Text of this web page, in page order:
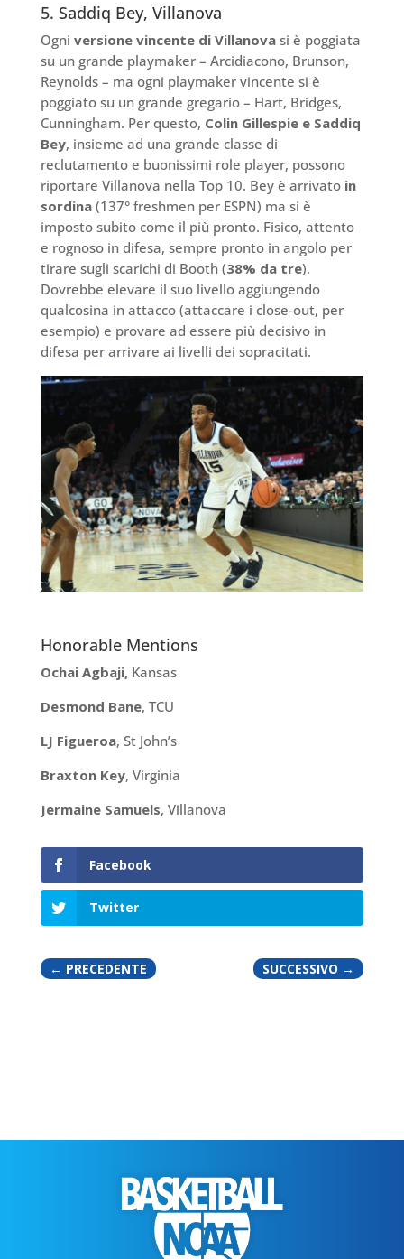
5. Saddiq Bey, Villanova
Ogni versione vincente di Villanovasi è poggiata
su un grande playmaker – Arcidiacono, Brunson,
Reynolds – ma ogni playmaker vincente si è
poggiato su un grande gregario – Hart, Bridges,
Cunningham. Per questo, Colin Gillespie e Saddiq
Bey, insieme ad una grande classe di
reclutamento e buonissimi role player, possono
riportare Villanova nella Top 10. Bey è arrivato in
sordina(137° freshmen per ESPN) ma si è
imposto subito come il più pronto. Fisico, attento
e rognoso in difesa, sempre pronto in angolo per
tirare sugli scarichi di Booth (38% da tre).
Dovrebbe elevare il suo livello aggiungendo
qualcosina in attacco (attaccare i close-out, per
esempio) e provare ad essere più decisivo in
difesa per arrivare ai livelli dei sopracitati.
Honorable Mentions
Ochai Agbaji, Kansas
Desmond Bane, TCU
LJ Figueroa, St John’s
Braxton Key, Virginia
Jermaine Samuels, Villanova
Facebook
Twitter
← PRECEDENTE SUCCESSIVO →